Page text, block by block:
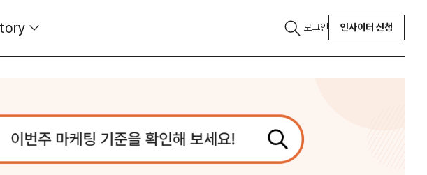
로그인 인사이터 신청